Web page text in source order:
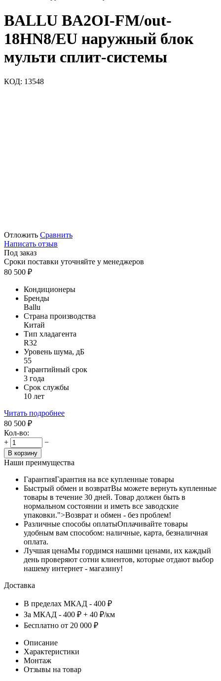
BALLU BA2OI-FM/out-
18HN8/EU наружный блок
мульти сплит-системы
КОД: 13548
Отложить Сравнить
Написать отзыв
Под заказ
Сроки поставки уточняйте у менеджеров
80 500 ₽
Кондиционеры
Бренды
Ballu
Страна производства
Китай
Тип хладагента
R32
Уровень шума, дБ
55
Гарантийный срок
3 года
Срок службы
10 лет
Читать подробнее
80 500 ₽
Кол-во:
+
−
В корзину
Наши преимущества
ГарантияГарантия на все купленные товары
Быстрый обмен и возвратВы можете вернуть купленные
товары в течение 30 дней. Товар должен быть в
нормальном состоянии и иметь все заводские
упаковки.">Возврат и обмен - без проблем!
Различные способы оплатыОплачивайте товары
удобным вам способом: наличные, карта, безналичная
оплата.
Лучшая ценаМы гордимся нашими ценами, их каждый
день проверяют сотни клиентов, которые отдают выбор
нашему интернет - магазину!
Доставка
В пределах МКАД - 400 ₽
За МКАД - 400 ₽ + 40 ₽/км
Бесплатно от 20 000 ₽
Описание
Характеристики
Монтаж
Отзывы на товар